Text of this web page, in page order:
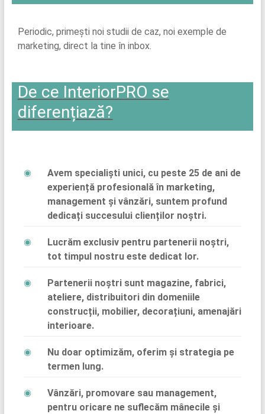
Periodic, primești noi studii de caz, noi exemple de
marketing, direct la tine în inbox.
De ce InteriorPRO se
diferențiază?
Avem specialiști unici, cu peste 25 de ani de
experiență profesională în marketing,
management și vânzări, suntem profund
dedicați succesului clienților noștri.
Lucrăm exclusiv pentru partenerii noștri,
tot timpul nostru este dedicat lor.
Partenerii noștri sunt magazine, fabrici,
ateliere, distribuitori din domeniile
construcții, mobilier, decorațiuni, amenajări
interioare.
Nu doar optimizăm, oferim și strategia pe
termen lung.
Vânzări, promovare sau management,
pentru oricare ne suflecăm mânecile și